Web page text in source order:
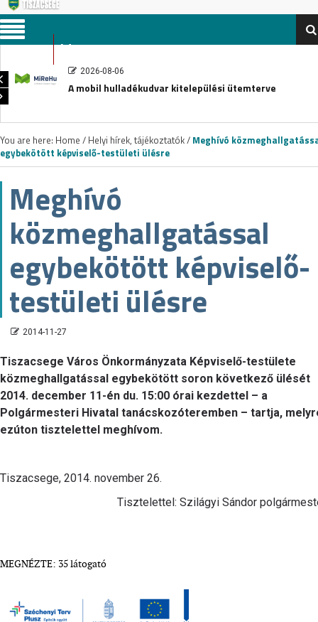
Menu
2026-08-06
A mobil hulladékudvar kitelepülési ütemterve
You are here: Home / Helyi hírek, tájékoztatók/ Meghívó
egybekötött képviselő-testületi ülésre
Meghívó
közmeghallgatással
egybekötött képviselő-
testületi ülésre
2014-11-27
Tiszacsege Város Önkormányzata Képviselő-testülete
közmeghallgatással egybekötött soron következő ülését
2014. december 11-én du. 15:00 órai kezdettel – a
Polgármesteri Hivatal tanácskozóteremben – tartja,
ezúton tisztelettel meghívom.
Tiszacsege, 2014. november 26.
Tisztelettel: Szilágyi Sándor
MEGNÉZTE: 35 látogató